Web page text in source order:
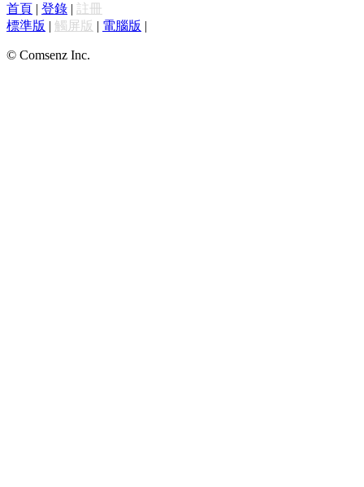
首頁 | 登錄 | 註冊
標準版 | 觸屏版 | 電腦版 |
© Comsenz Inc.